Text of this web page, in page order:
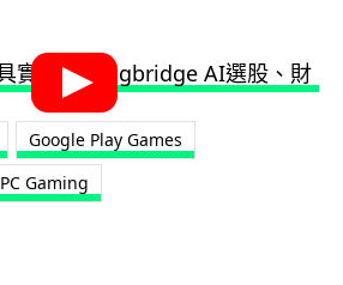
Google Play Games
PC Gaming